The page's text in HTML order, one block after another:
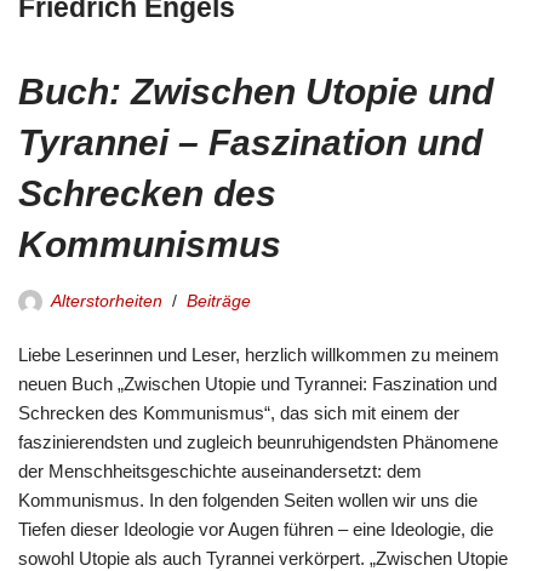
Friedrich Engels
Buch: Zwischen Utopie und
Tyrannei – Faszination und
Schrecken des
Kommunismus
Alterstorheiten Beiträge
Liebe Leserinnen und Leser, herzlich willkommen zu meinem
neuen Buch „Zwischen Utopie und Tyrannei: Faszination und
Schrecken des Kommunismus“, das sich mit einem der
faszinierendsten und zugleich beunruhigendsten Phänomene
der Menschheitsgeschichte auseinandersetzt: dem
Kommunismus. In den folgenden Seiten wollen wir uns die
Tiefen dieser Ideologie vor Augen führen – eine Ideologie, die
sowohl Utopie als auch Tyrannei verkörpert. „Zwischen Utopie